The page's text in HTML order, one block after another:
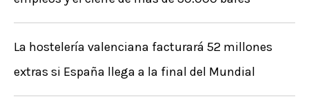
o
:La hostelería valenciana facturará 52 millones
extras si España llega a la final del Mundial